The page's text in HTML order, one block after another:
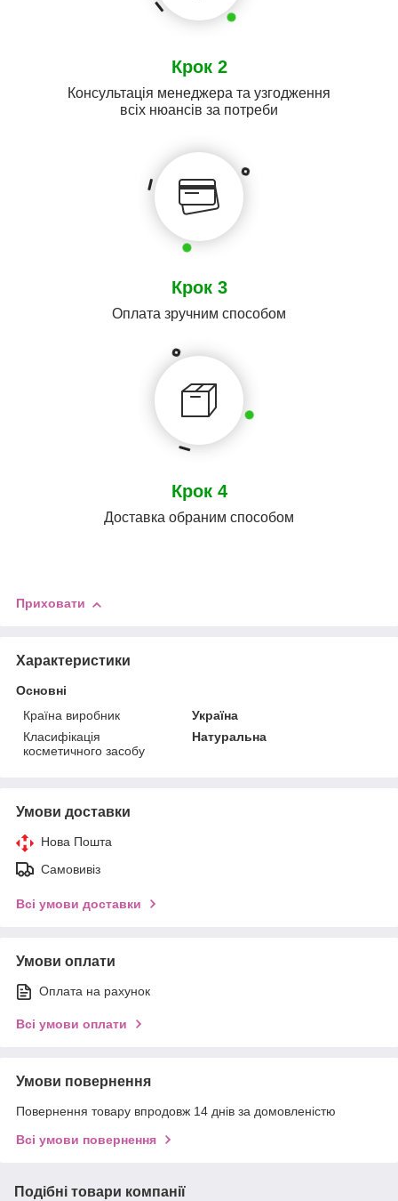
Крок 2
Консультація менеджера та узгодження
всіх нюансів за потреби
Крок 3
Оплата зручним способом
Крок 4
Доставка обраним способом
Приховати
Характеристики
Основні
Країна виробник
Україна
Класифікація
косметичного засобу
Натуральна
Умови доставки
Нова Пошта
Самовивіз
Всі умови доставки
Умови оплати
Оплата на рахунок
Всі умови оплати
Умови повернення
Повернення товару впродовж 14 днів за домовленістю
Всі умови повернення
Подібні товари компанії